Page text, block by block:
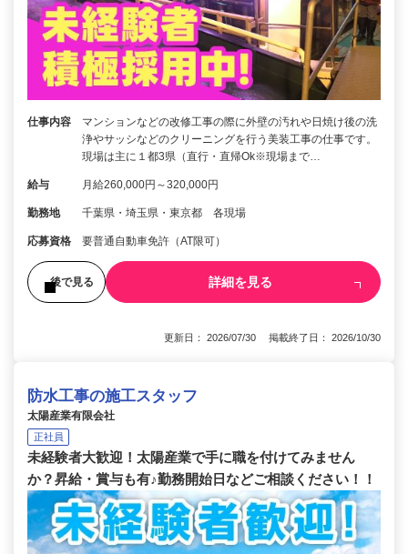
仕事内容
マンションなどの改修工事の際に外壁の汚れや日焼け後の洗
浄やサッシなどのクリーニングを行う美装工事の仕事です。
現場は主に１都3県（直行・直帰Ok※現場まで…
給与 月給260,000円～320,000円
勤務地 千葉県・埼玉県・東京都 各現場
応募資格 要普通自動車免許（AT限可）
後で見る 詳細を見る
更新日： 2026/07/30 掲載終了日： 2026/10/30
防水工事の施工スタッフ
太陽産業有限会社
正社員
未経験者大歓迎！太陽産業で手に職を付けてみません
か？昇給・賞与も有♪勤務開始日などご相談ください！！